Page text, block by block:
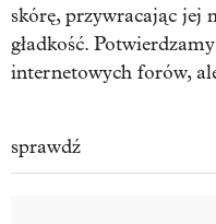
skórę, przywracając jej
gładkość.
internetowych forów,
sprawdź